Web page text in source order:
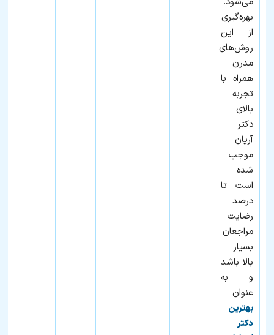
بهره‌گیری
از این
روش‌های
مدرن
همراه با
تجربه
بالای
دکتر
آریان
موجب
شده
است تا
درصد
رضایت
مراجعان
بسیار
بالا باشد
و به
عنوان
بهترین
دکتر